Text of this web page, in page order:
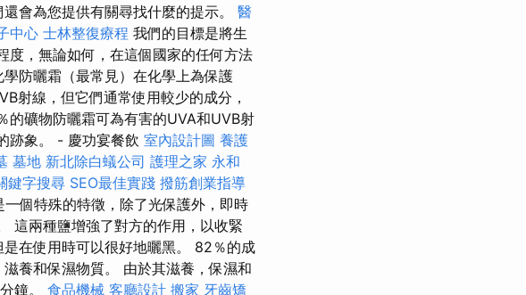
會為您提供有關尋找什麼的提示。 醫
中心 士林整復療程 我們的目標是將生
度，無論如何，在這個國家的任何方法
防曬霜（最常見）在化學上為保護
射線，但它們通常使用較少的成分，
的礦物防曬霜可為有害的UVA和UVB射
跡象。 - 慶功宴餐飲 室內設計圖 養護
墓地 新北除白蟻公司 護理之家 永和
鍵字搜尋 SEO最佳實踐 撥筋創業指導
一個特殊的特徵，除了光保護外，即時
這兩種鹽增強了對方的作用，以收緊
在使用時可以很好地曬黑。 82％的成
養和保濕物質。 由於其滋養，保濕和
鐘。 食品機械 客廳設計 搬家 牙齒矯